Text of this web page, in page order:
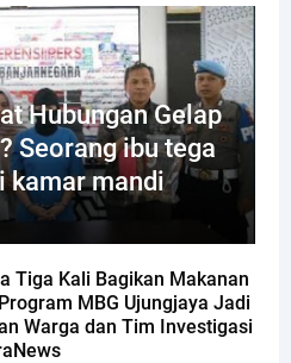
Hubungan Gelap
Seorang ibu tega
kamar mandi
Tiga Kali Bagikan Makanan
MBG Ujungjaya Jadi
Warga dan Tim Investigasi